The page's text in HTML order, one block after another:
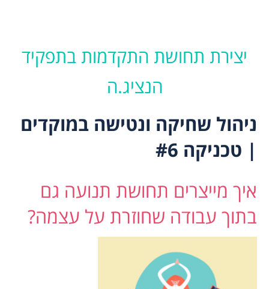
יצירת תחושת התקדמות בתפקיד
הנציג.ה
ניהול שחיקה ונטישה במוקדים
| טכניקה #6
איך מייצרים תחושת תנועה גם
בתוך עבודה שחוזרת על עצמה?